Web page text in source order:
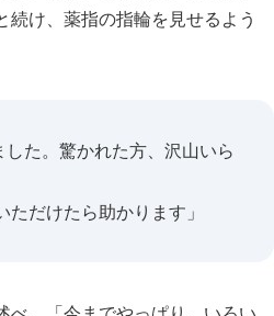
続け、薬指の指輪を見せるよう
した。驚かれた方、沢山いら
ただけたら助かります」